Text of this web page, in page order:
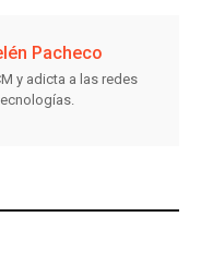
Pacheco
y adicta a las redes